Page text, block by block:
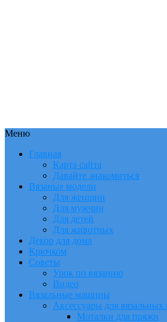
Меню
Главная
Карта сайта
Давайте знакомиться
Вязаные модели
Для женщин
Для мужчин
Для детей
Для животных
Декор для дома
Крючком
Советы
Урок по вязанию
Видео
Вязальные машины
Аксессуары для
Моталки для пряжи